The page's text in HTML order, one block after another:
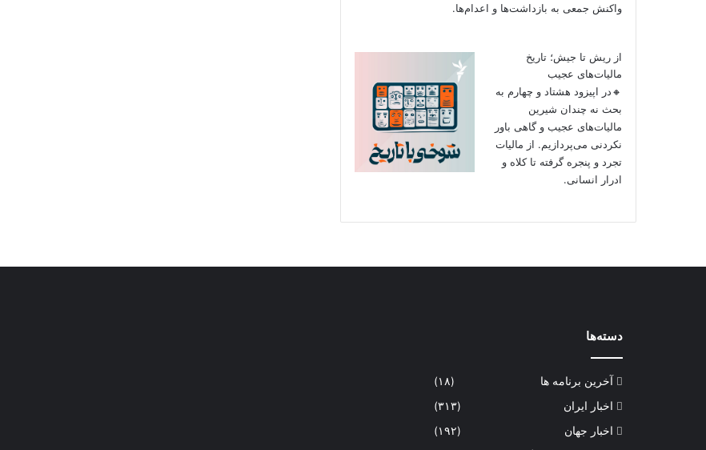
واکنش جمعی به بازداشت‌ها و اعدام‌ها.
از ریش تا جیش؛ تاریخ
مالیات‌های عجیب
🔸در اپیزود هشتاد و چهارم به
بحث نه چندان شیرین
مالیات‌های عجیب و گاهی باور
نکردنی‌ می‌پردازیم. از مالیات
تجرد و پنجره گرفته تا کلاه و
ادرار انسانی.
دسته‌ها
آخرین برنامه ها
(۱۸)
اخبار ایران
(۳۱۳)
اخبار جهان
(۱۹۲)